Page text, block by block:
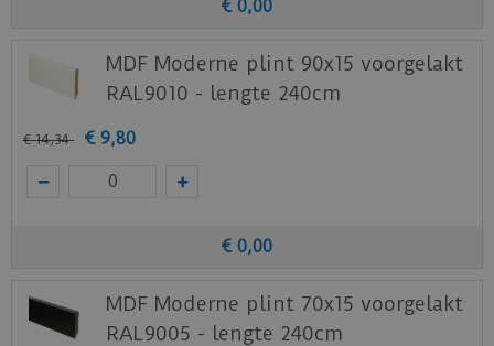
€ 0,00
MDF Moderne plint 90x15 voorgelakt
RAL9010 - lengte 240cm
€ 14,34 € 9,80
€ 0,00
MDF Moderne plint 70x15 voorgelakt
RAL9005 - lengte 240cm